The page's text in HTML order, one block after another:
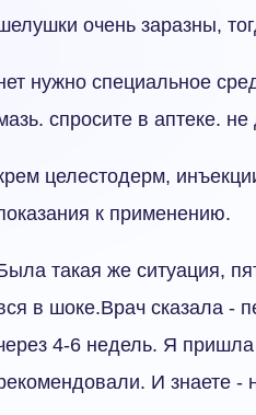
очень заразны,
нужно специальное
спросите в аптеке.
целестодерм,
к применению.
такая же ситуация,
в шоке.Врач сказала -
4-6 недель. Я
И знаете -